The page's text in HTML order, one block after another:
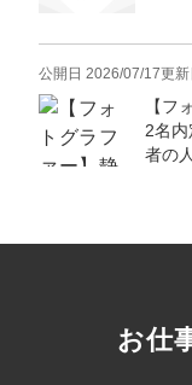
公開日 2026/07/17更新
【フ
2名内
者の
お仕